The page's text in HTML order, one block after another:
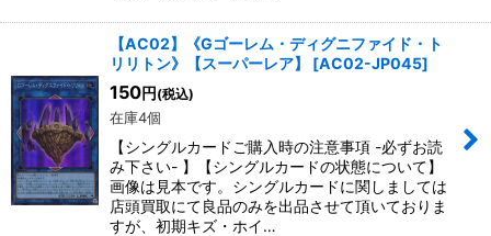
【AC02】《Gゴーレム・ディグニファイド・ト
リリトン》【スーパーレア】
[AC02-JP045]
150円 (税込)
在庫4個
【シングルカードご購入時の注意事項 -必ずお読
み下さい- 】【シングルカードの状態について】
画像は見本です。シングルカードに関しましては
店頭買取にて良品のみを出品させて頂いておりま
すが、初期キズ・ホイ…